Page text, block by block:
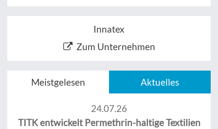
Innatex
Zum Unternehmen
Meistgelesen Aktuelles
24.07.26
TITK entwickelt Permethrin-haltige Textilien